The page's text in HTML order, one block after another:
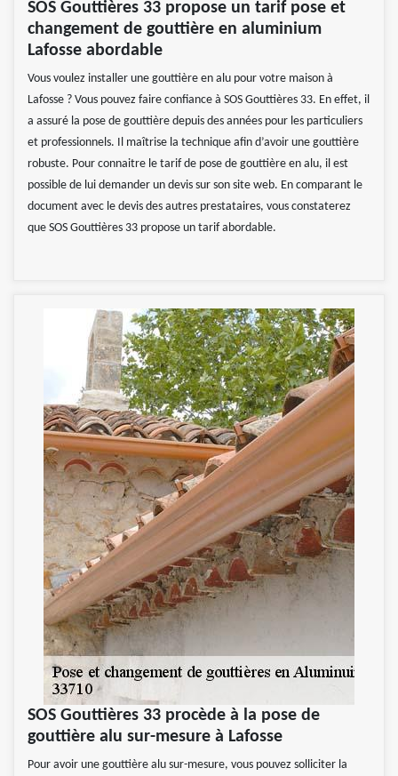
SOS Gouttières 33 propose un tarif pose et
changement de gouttière en aluminium
Lafosse abordable
Vous voulez installer une gouttière en alu pour votre maison à
Lafosse ? Vous pouvez faire confiance à SOS Gouttières 33. En effet, il
a assuré la pose de gouttière depuis des années pour les particuliers
et professionnels. Il maîtrise la technique afin d’avoir une gouttière
robuste. Pour connaitre le tarif de pose de gouttière en alu, il est
possible de lui demander un devis sur son site web. En comparant le
document avec le devis des autres prestataires, vous constaterez
que SOS Gouttières 33 propose un tarif abordable.
SOS Gouttières 33 procède à la pose de
gouttière alu sur-mesure à Lafosse
Pour avoir une gouttière alu sur-mesure, vous pouvez solliciter la